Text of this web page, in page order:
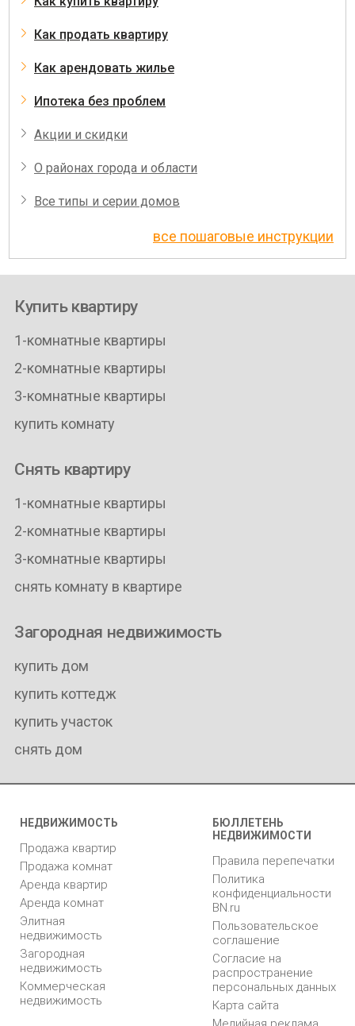
Как продать квартиру
Как арендовать жилье
Ипотека без проблем
Акции и скидки
О районах города и области
Все типы и серии домов
все пошаговые инструкции
Купить квартиру
1-комнатные квартиры
2-комнатные квартиры
3-комнатные квартиры
купить комнату
Снять квартиру
1-комнатные квартиры
2-комнатные квартиры
3-комнатные квартиры
снять комнату в квартире
Загородная недвижимость
купить дом
купить коттедж
купить участок
снять дом
НЕДВИЖИМОСТЬ
Продажа квартир
Продажа комнат
Аренда квартир
Аренда комнат
Элитная
недвижимость
Загородная
недвижимость
Коммерческая
недвижимость
БЮЛЛЕТЕНЬ
НЕДВИЖИМОСТИ
Правила перепечатки
Политика
конфиденциальности
BN.ru
Пользовательское
соглашение
Согласие на
распространение
персональных данных
Карта сайта